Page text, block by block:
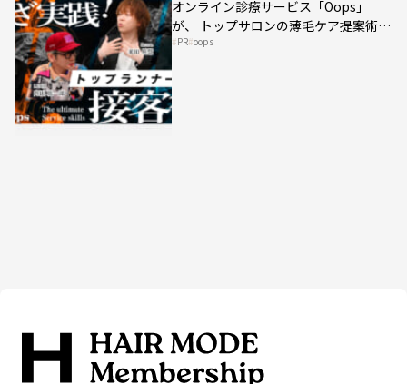
オンライン診療サービス「Oops」
が、 トップサロンの薄毛ケア提案術を
HAIRCAMPで公開！
PR oops